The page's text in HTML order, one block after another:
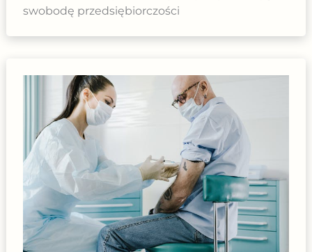
swobodę przedsiębiorczości